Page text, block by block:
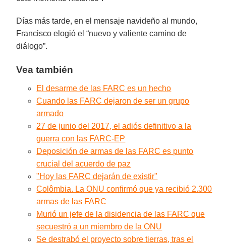
Días más tarde, en el mensaje navideño al mundo,
Francisco elogió el “nuevo y valiente camino de
diálogo”.
Vea también
El desarme de las FARC es un hecho
Cuando las FARC dejaron de ser un grupo
armado
27 de junio del 2017, el adiós definitivo a la
guerra con las FARC-EP
Deposición de armas de las FARC es punto
crucial del acuerdo de paz
"Hoy las FARC dejarán de existir"
Colômbia. La ONU confirmó que ya recibió 2.300
armas de las FARC
Murió un jefe de la disidencia de las FARC que
secuestró a un miembro de la ONU
Se destrabó el proyecto sobre tierras, tras el